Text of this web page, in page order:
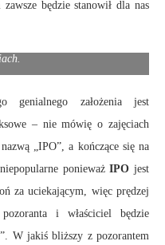
zawsze będzie stanowił dla nas
genialnego założenia jest
– nie mówię o zajęciach
„IPO”, a kończące się na
ponieważIPO jest
za uciekającym, więc prędzej
i właściciel będzie
W jakiś bliższy z pozorantem